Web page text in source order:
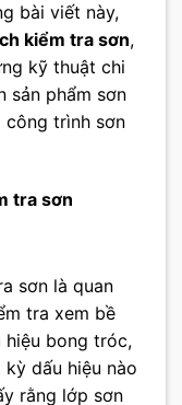
bài viết này,
kiểm tra sơn,
kỹ thuật chi
sản phẩm sơn
công trình sơn
tra sơn
sơn là quan
tra xem bề
hiệu bong tróc,
dấu hiệu nào
rằng lớp sơn